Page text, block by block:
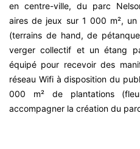
en centre-ville, du parc
aires de jeux sur 1 000 m²,
(terrains de hand, de
verger collectif et un étang
équipé pour recevoir des
réseau Wifi à disposition du
000 m² de plantations
accompagner la création du